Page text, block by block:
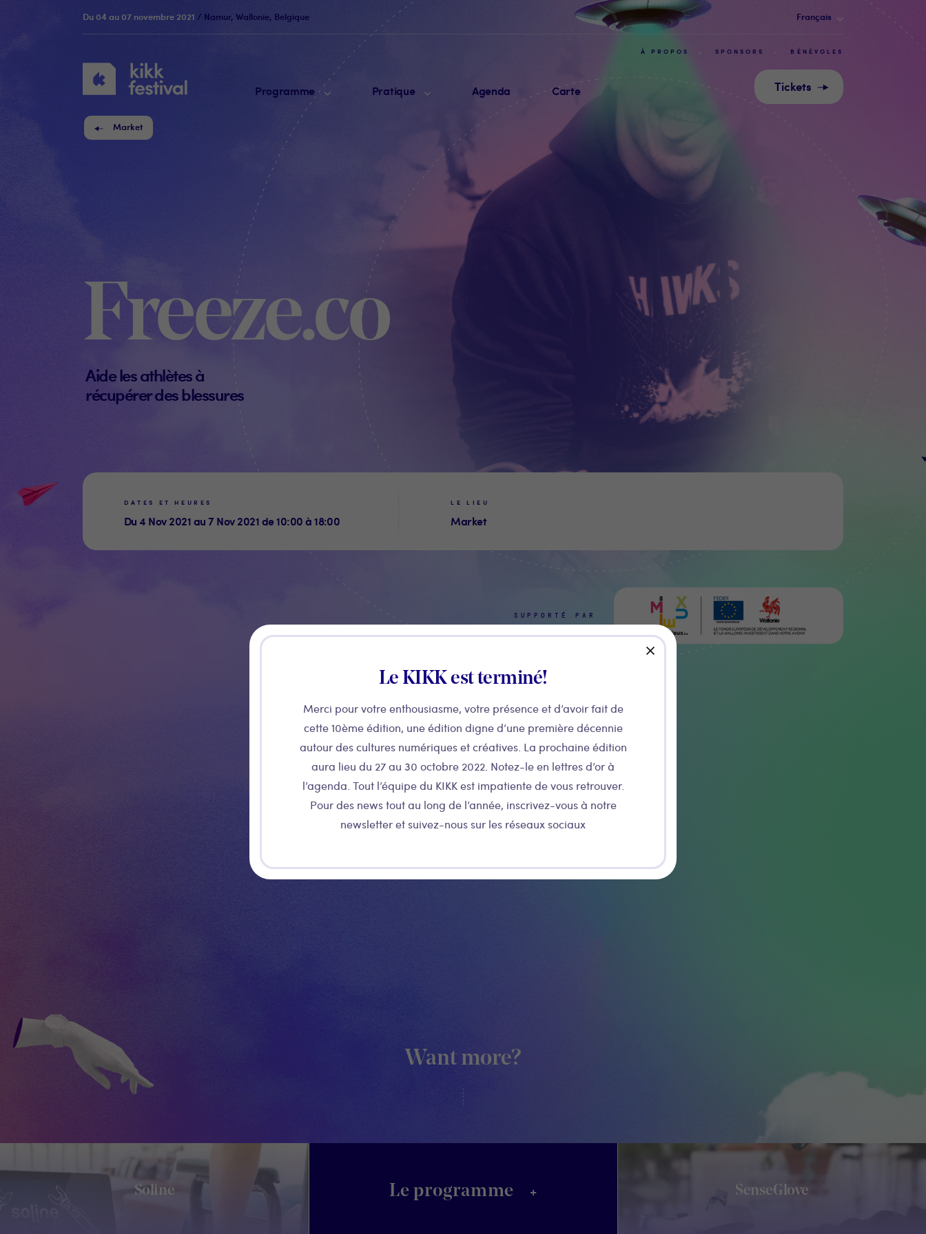
Le KIKK est terminé!
Merci pour votre enthousiasme, votre présence et d’avoir fait de
cette 10ème édition, une édition digne d’une première décennie
autour des cultures numériques et créatives. La prochaine édition
aura lieu du 27 au 30 octobre 2022. Notez-le en lettres d’or à
l’agenda. Tout l’équipe du KIKK est impatiente de vous retrouver.
Pour des news tout au long de l’année, inscrivez-vous à notre
newsletter et suivez-nous sur les réseaux sociaux
close
KIKK
Festival
Programme Pratique Agenda Carte Tickets
À PROPOS SPONSORS BÉNÉVOLES
Du 04 au 07 novembre 2021 / Namur, Wallonie, Belgique Français
Market
Freeze.co
Aide les athlètes à
récupérer des blessures
DATES ET HEURES
Du 4 Nov 2021 au 7 Nov 2021 de 10:00 à 18:00
LE LIEU
Market
SUPPORTÉ PAR
Want more?
Soline Le programme + SenseGlove